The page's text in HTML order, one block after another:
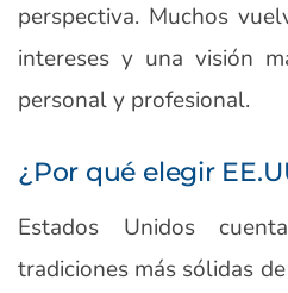
perspectiva. Muchos
intereses y una visión
personal y profesional.
¿Por qué elegir
Estados Unidos
tradiciones más sólidas